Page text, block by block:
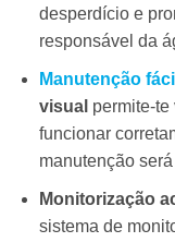
desperdício e
responsável da
Manutenção
visual permite-te
funcionar
manutenção
Monitorização
sistema de